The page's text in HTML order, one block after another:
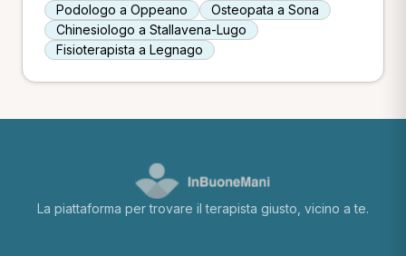
Podologo a Oppeano
Osteopata a Sona
Chinesiologo a Stallavena-Lugo
Fisioterapista a Legnago
La piattaforma per trovare il terapista giusto, vicino a te.